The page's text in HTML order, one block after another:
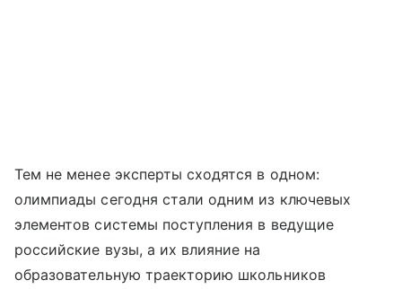
Тем не менее эксперты сходятся в одном:
олимпиады сегодня стали одним из ключевых
элементов системы поступления в ведущие
российские вузы, а их влияние на
образовательную траекторию школьников